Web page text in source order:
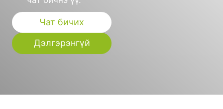
Чат бичих
Дэлгэрэнгүй